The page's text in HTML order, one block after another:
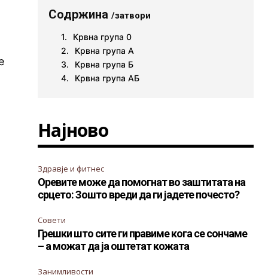
Содржина/затвори
Крвна група 0
Крвна група А
Крвна група Б
Крвна група АБ
Најново
Здравје и фитнес
Оревите може да помогнат во заштитата на
срцето: Зошто вреди да ги јадете почесто?
Совети
Грешки што сите ги правиме кога се сончаме
– а можат да ја оштетат кожата
Занимливости